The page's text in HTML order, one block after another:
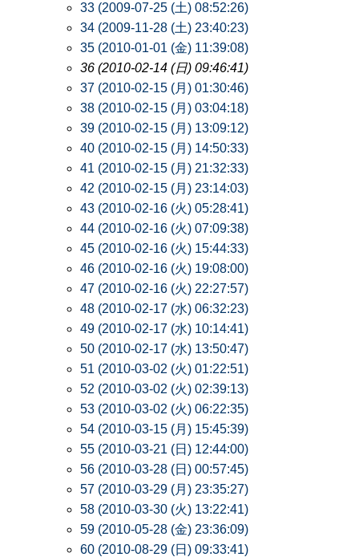
33 (2009-07-25 (土) 08:52:26)
34 (2009-11-28 (土) 23:40:23)
35 (2010-01-01 (金) 11:39:08)
36 (2010-02-14 (日) 09:46:41)
37 (2010-02-15 (月) 01:30:46)
38 (2010-02-15 (月) 03:04:18)
39 (2010-02-15 (月) 13:09:12)
40 (2010-02-15 (月) 14:50:33)
41 (2010-02-15 (月) 21:32:33)
42 (2010-02-15 (月) 23:14:03)
43 (2010-02-16 (火) 05:28:41)
44 (2010-02-16 (火) 07:09:38)
45 (2010-02-16 (火) 15:44:33)
46 (2010-02-16 (火) 19:08:00)
47 (2010-02-16 (火) 22:27:57)
48 (2010-02-17 (水) 06:32:23)
49 (2010-02-17 (水) 10:14:41)
50 (2010-02-17 (水) 13:50:47)
51 (2010-03-02 (火) 01:22:51)
52 (2010-03-02 (火) 02:39:13)
53 (2010-03-02 (火) 06:22:35)
54 (2010-03-15 (月) 15:45:39)
55 (2010-03-21 (日) 12:44:00)
56 (2010-03-28 (日) 00:57:45)
57 (2010-03-29 (月) 23:35:27)
58 (2010-03-30 (火) 13:22:41)
59 (2010-05-28 (金) 23:36:09)
60 (2010-08-29 (日) 09:33:41)